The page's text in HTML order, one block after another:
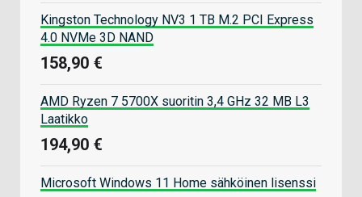
Kingston Technology NV3 1 TB M.2 PCI Express
4.0 NVMe 3D NAND
158,90 €
AMD Ryzen 7 5700X suoritin 3,4 GHz 32 MB L3
Laatikko
194,90 €
Microsoft Windows 11 Home sähköinen lisenssi